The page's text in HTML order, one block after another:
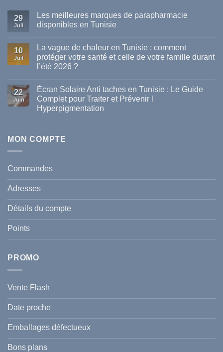
29
Juil
Les meilleures marques de parapharmacie
disponibles en Tunisie
sur
meilleures
marques
disponibles
en
Tunisie
10
Juil
La vague de chaleur en Tunisie : comment
protéger votre santé et celle de votre famille durant
l’été 2026 ?
sur
La
vague
de
comment
et
celle
de
votre
famille
durant
l’été
2026
?
22
Juin
Écran Solaire Anti taches en Tunisie : Le Guide
Complet pour Traiter et Prévenir l
Hyperpigmentation
Écran
Solaire
Tunisie
Guide
Traiter
Prévenir
MON COMPTE
Commandes
Adresses
Détails du compte
Points
PROMO
Vente Flash
Date proche
Emballages défectueux
Bons plans